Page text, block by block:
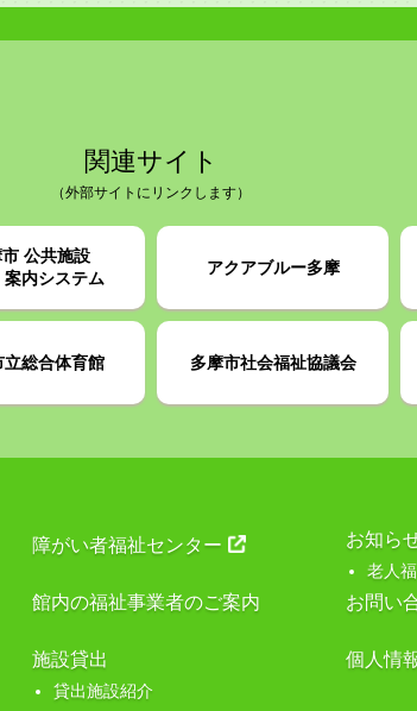
関連サイト
（外部サイトにリンクします）
公共施設
案内システム
アクアブルー多摩
立総合体育館 多摩市社会福祉協議会
障がい者福祉センター
館内の福祉事業者のご案内
施設貸出
貸出施設紹介
お知ら
老人
お問い
個人情